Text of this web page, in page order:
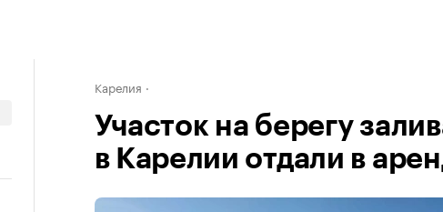
Карелия
Участок на берегу
в Карелии отдали в